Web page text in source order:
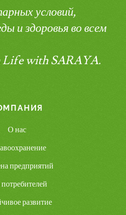
условий,
и здоровья во всем
Life with SARAYA.
О нас
предприятий
развитие